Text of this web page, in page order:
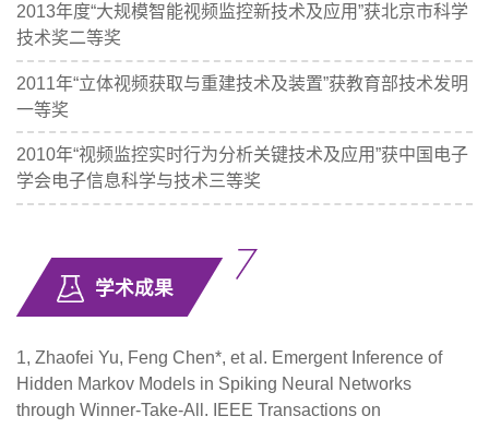
2013年度“大规模智能视频监控新技术及应用”获北京市科学
技术奖二等奖
2011年“立体视频获取与重建技术及装置”获教育部技术发明
一等奖
2010年“视频监控实时行为分析关键技术及应用”获中国电子
学会电子信息科学与技术三等奖
学术成果
1, Zhaofei Yu, Feng Chen*, et al. Emergent Inference of
Hidden Markov Models in Spiking Neural Networks
through Winner-Take-All. IEEE Transactions on